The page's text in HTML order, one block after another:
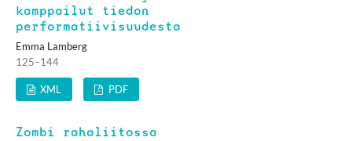
kamppailut tiedon
performatiivisuudesta
Emma Lamberg
125–144
XML PDF
Zombi rahaliitossa